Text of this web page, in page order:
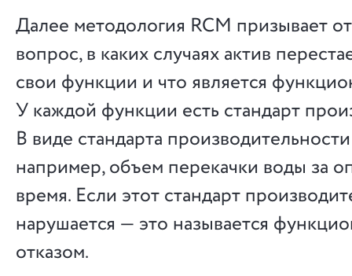
Далее методология RCM призывает
вопрос, в каких случаях актив
свои функции и что является
У каждой функции есть стандарт
В виде стандарта
например, объем перекачки воды за
время. Если этот стандарт
нарушается — это называется
отказом.